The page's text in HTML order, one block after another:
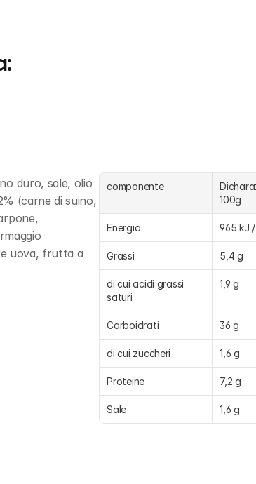
duro, sale, olio
(carne di suino,
uova, frutta a
componente
100g
Energia 965 kJ
Grassi 5,4 g
di cui acidi grassi
saturi
1,9 g
Carboidrati 36 g
di cui zuccheri 1,6 g
Proteine 7,2 g
Sale 1,6 g